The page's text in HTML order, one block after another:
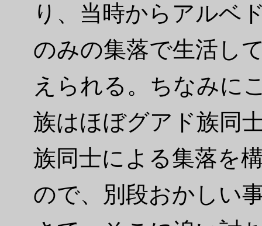
り、当時からアルベ
のみの集落で生活し
えられる。ちなみに
族はほぼグアド族同
族同士による集落を
ので、別段おかしい